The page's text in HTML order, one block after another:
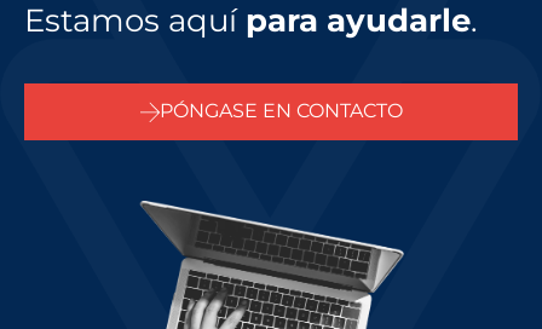
Estamos aquí para ayudarle.
PÓNGASE EN CONTACTO